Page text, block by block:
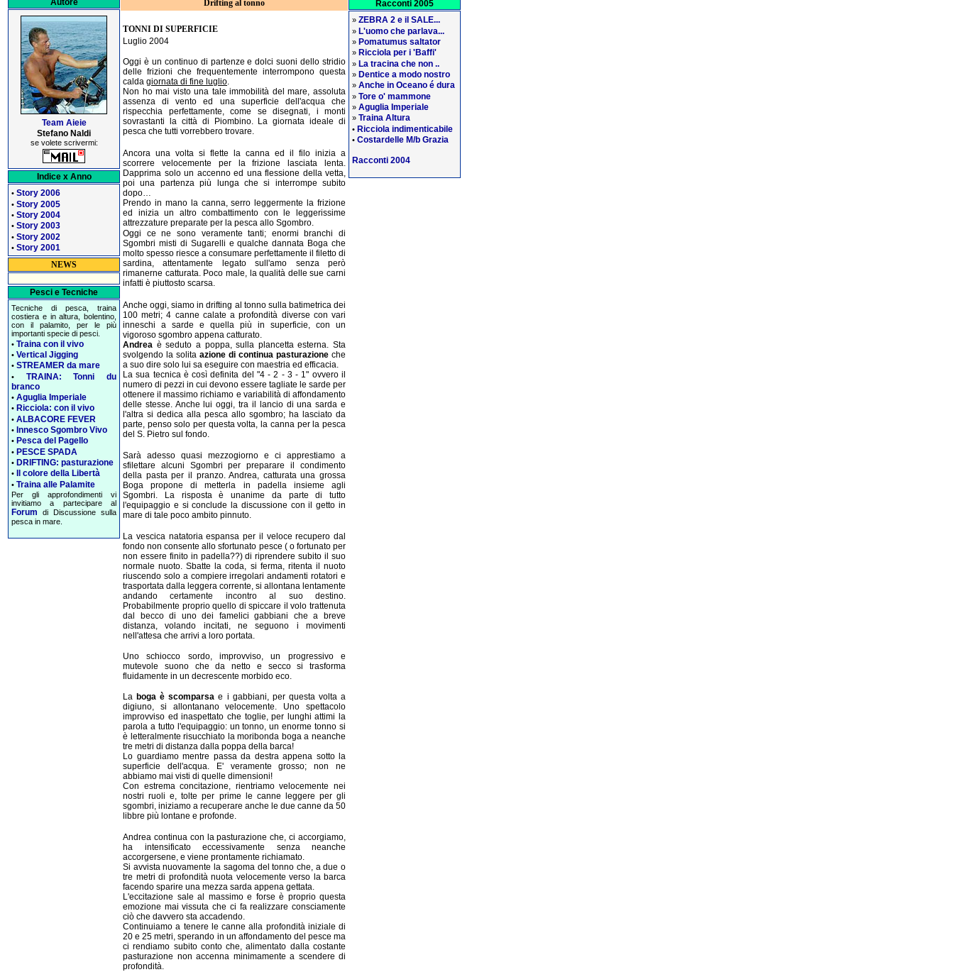
Autore
Team Aieie
Stefano Naldi
se volete scrivermi:
Indice x Anno
• Story 2006
• Story 2005
• Story 2004
• Story 2003
• Story 2002
• Story 2001
NEWS
Pesci e Tecniche
Tecniche di pesca, traina
costiera e in altura, bolentino,
con il palamito, per le più
importanti specie di pesci.
• Traina con il vivo
• Vertical Jigging
• STREAMER da mare
• TRAINA: Tonni du
branco
• Aguglia Imperiale
• Ricciola: con il vivo
• ALBACORE FEVER
• Innesco Sgombro Vivo
• Pesca del Pagello
• PESCE SPADA
• DRIFTING: pasturazione
• Il colore della Libertà
• Traina alle Palamite
Per gli approfondimenti vi
invitiamo a partecipare al
Forum di Discussione sulla
pesca in mare.
Drifting al tonno
TONNI DI SUPERFICIE
Luglio 2004
Oggi è un continuo di partenze e dolci suoni dello stridio
delle frizioni che frequentemente interrompono questa
calda giornata di fine luglio.
Non ho mai visto una tale immobilità del mare, assoluta
assenza di vento ed una superficie dell'acqua che
rispecchia perfettamente, come se disegnati, i monti
sovrastanti la città di Piombino. La giornata ideale di
pesca che tutti vorrebbero trovare.
Ancora una volta si flette la canna ed il filo inizia a
scorrere velocemente per la frizione lasciata lenta.
Dapprima solo un accenno ed una flessione della vetta,
poi una partenza più lunga che si interrompe subito
dopo…
Prendo in mano la canna, serro leggermente la frizione
ed inizia un altro combattimento con le leggerissime
attrezzature preparate per la pesca allo Sgombro.
Oggi ce ne sono veramente tanti; enormi branchi di
Sgombri misti di Sugarelli e qualche dannata Boga che
molto spesso riesce a consumare perfettamente il filetto di
sardina, attentamente legato sull'amo senza però
rimanerne catturata. Poco male, la qualità delle sue carni
infatti è piuttosto scarsa.
Anche oggi, siamo in drifting al tonno sulla batimetrica dei
100 metri; 4 canne calate a profondità diverse con vari
inneschi a sarde e quella più in superficie, con un
vigoroso sgombro appena catturato.
Andrea è seduto a poppa, sulla plancetta esterna. Sta
svolgendo la solita azione di continua pasturazione che
a suo dire solo lui sa eseguire con maestria ed efficacia.
La sua tecnica è così definita del "4 - 2 - 3 - 1" ovvero il
numero di pezzi in cui devono essere tagliate le sarde per
ottenere il massimo richiamo e variabilità di affondamento
delle stesse. Anche lui oggi, tra il lancio di una sarda e
l'altra si dedica alla pesca allo sgombro; ha lasciato da
parte, penso solo per questa volta, la canna per la pesca
del S. Pietro sul fondo.
Sarà adesso quasi mezzogiorno e ci apprestiamo a
sfilettare alcuni Sgombri per preparare il condimento
della pasta per il pranzo. Andrea, catturata una grossa
Boga propone di metterla in padella insieme agli
Sgombri. La risposta è unanime da parte di tutto
l'equipaggio e si conclude la discussione con il getto in
mare di tale poco ambito pinnuto.
La vescica natatoria espansa per il veloce recupero dal
fondo non consente allo sfortunato pesce ( o fortunato per
non essere finito in padella??) di riprendere subito il suo
normale nuoto. Sbatte la coda, si ferma, ritenta il nuoto
riuscendo solo a compiere irregolari andamenti rotatori e
trasportata dalla leggera corrente, si allontana lentamente
andando certamente incontro al suo destino.
Probabilmente proprio quello di spiccare il volo trattenuta
dal becco di uno dei famelici gabbiani che a breve
distanza, volando incitati, ne seguono i movimenti
nell'attesa che arrivi a loro portata.
Uno schiocco sordo, improvviso, un progressivo e
mutevole suono che da netto e secco si trasforma
fluidamente in un decrescente morbido eco.
La boga è scomparsa e i gabbiani, per questa volta a
digiuno, si allontanano velocemente. Uno spettacolo
improvviso ed inaspettato che toglie, per lunghi attimi la
parola a tutto l'equipaggio: un tonno, un enorme tonno si
è letteralmente risucchiato la moribonda boga a neanche
tre metri di distanza dalla poppa della barca!
Lo guardiamo mentre passa da destra appena sotto la
superficie dell'acqua. E' veramente grosso; non ne
abbiamo mai visti di quelle dimensioni!
Con estrema concitazione, rientriamo velocemente nei
nostri ruoli e, tolte per prime le canne leggere per gli
sgombri, iniziamo a recuperare anche le due canne da 50
libbre più lontane e profonde.
Andrea continua con la pasturazione che, ci accorgiamo,
ha intensificato eccessivamente senza neanche
accorgersene, e viene prontamente richiamato.
Si avvista nuovamente la sagoma del tonno che, a due o
tre metri di profondità nuota velocemente verso la barca
facendo sparire una mezza sarda appena gettata.
L'eccitazione sale al massimo e forse è proprio questa
emozione mai vissuta che ci fa realizzare consciamente
ciò che davvero sta accadendo.
Continuiamo a tenere le canne alla profondità iniziale di
20 e 25 metri, sperando in un affondamento del pesce ma
ci rendiamo subito conto che, alimentato dalla costante
pasturazione non accenna minimamente a scendere di
profondità.
Racconti 2005
» ZEBRA 2 e il SALE...
» L'uomo che parlava...
» Pomatumus saltator
» Ricciola per i 'Baffi'
» La tracina che non ..
» Dentice a modo nostro
» Anche in Oceano é dura
» Tore o' mammone
» Aguglia Imperiale
» Traina Altura
• Ricciola indimenticabile
• Costardelle M/b Grazia
Racconti 2004